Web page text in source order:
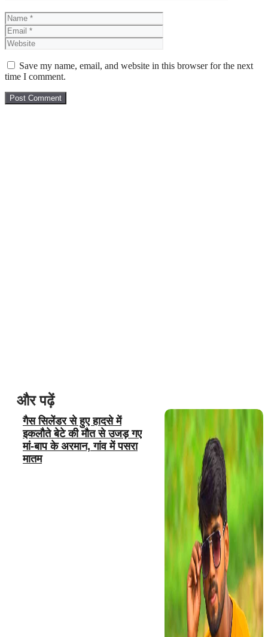
Name
Save my name, email, and website in this browser for the next
time I comment.
और पढ़ें
गैस सिलेंडर से हुए हादसे में
इकलौते बेटे की मौत से उजड़ गए
मां-बाप के अरमान, गांव में पसरा
मातम